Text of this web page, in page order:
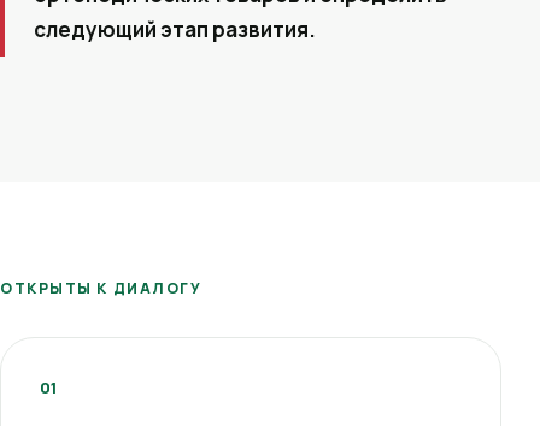
следующий этап развития.
ОТКРЫТЫ К ДИАЛОГУ
01